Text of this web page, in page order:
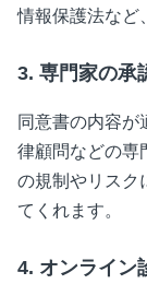
情報保護法など
3. 専門家の承
同意書の内容が
律顧問などの専
の規制やリスク
てくれます。
4. オンライン